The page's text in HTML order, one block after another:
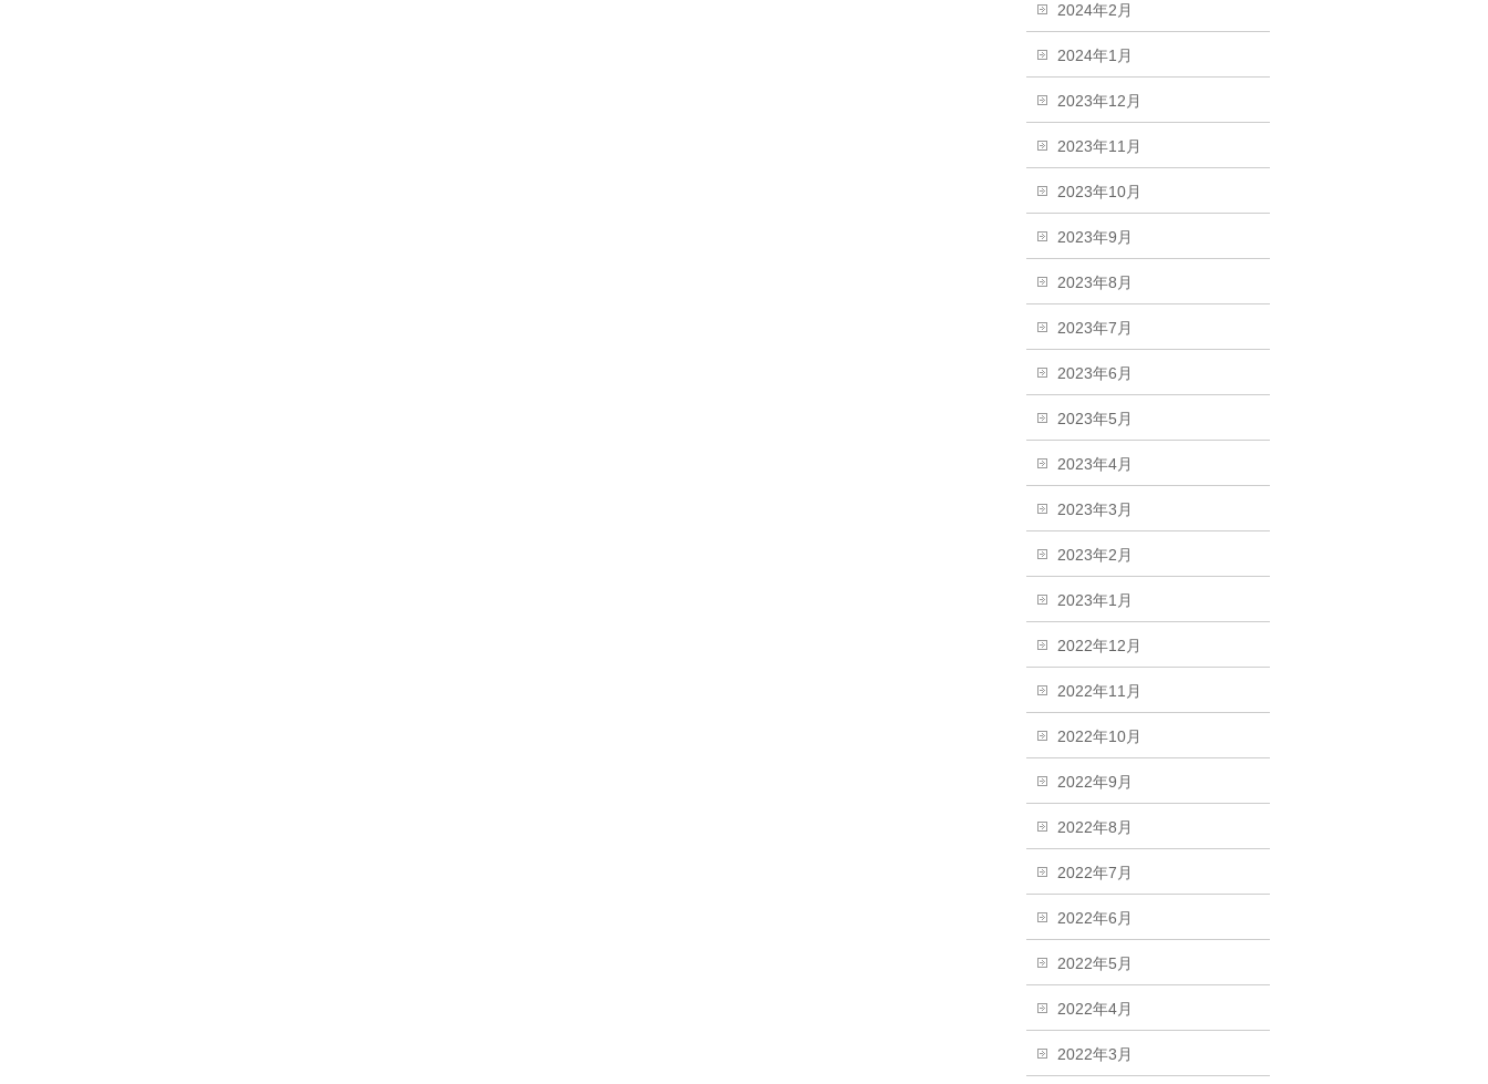
2024年2月
2024年1月
2023年12月
2023年11月
2023年10月
2023年9月
2023年8月
2023年7月
2023年6月
2023年5月
2023年4月
2023年3月
2023年2月
2023年1月
2022年12月
2022年11月
2022年10月
2022年9月
2022年8月
2022年7月
2022年6月
2022年5月
2022年4月
2022年3月